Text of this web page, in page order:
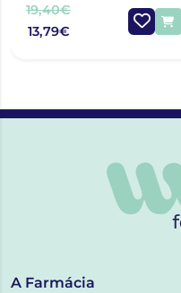
19,40€
13,79€
A Farmácia